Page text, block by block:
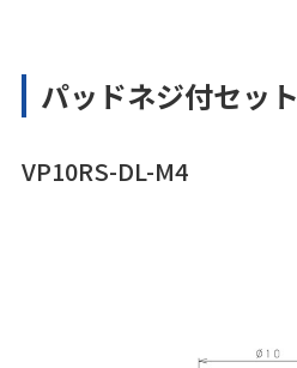
パッドネジ付セット
VP10RS-DL-M4